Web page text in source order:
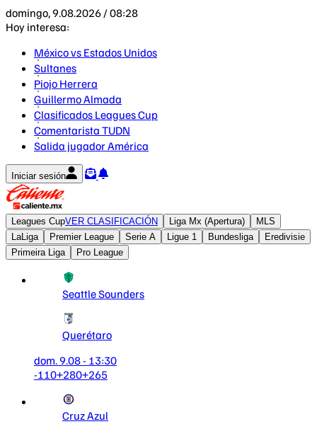
domingo, 9.08.2026 / 08:28
Hoy interesa:
México vs Estados Unidos
Sultanes
Piojo Herrera
Guillermo Almada
Clasificados Leagues Cup
Comentarista TUDN
Salida jugador América
Iniciar sesión
Leagues CupVER CLASIFICACIÓN Liga Mx (Apertura)
MLS
LaLiga
Premier League Serie A Ligue 1 Bundesliga
Eredivisie
Primeira Liga
Pro League
Seattle Sounders
Querétaro
dom. 9.08 - 13:30
-110+280+265
Cruz Azul